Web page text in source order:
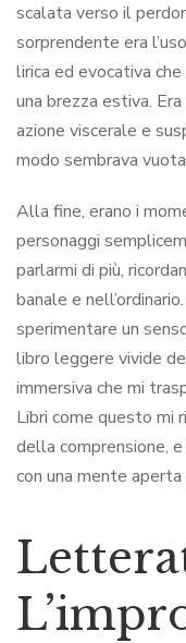
scalata verso il
sorprendente era
lirica ed evocativa
una brezza estiva.
azione viscerale e
modo sembrava
Alla fine, erano i
personaggi
parlarmi di più,
banale e
sperimentare un
libro leggere vivide
immersiva che mi
Libri come questo mi
della comprensione,
con una mente